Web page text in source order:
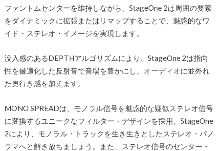
ファントムセンターを維持しながら、StageOne 2は周囲の要素
をダイナミックに拡張またはリマップすることで、魅惑的なワ
イド・ステレオ・イメージを実現します。
没入感のあるDEPTHアルゴリズムにより、StageOne 2は指向
性を最適化した反射音で音場を豊かにし、オーディオに並外れ
た奥行き感を加えます。
MONO SPREADは、モノラル信号を魅惑的な疑似ステレオ信号
に変換するユニークなフィルター・デザインを採用。StageOne
2により、モノラル・トラックを生き生きとしたステレオ・パノ
ラマへと解き放ちましょう。また、ステレオ信号のセンター・